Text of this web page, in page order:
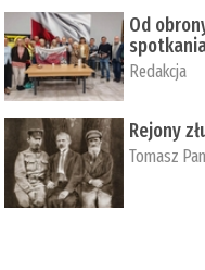
Od
Redakcja
Rejony
Tomasz